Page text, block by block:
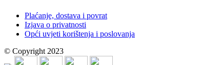
Plaćanje, dostava i povrat
Izjava o privatnosti
Opći uvjeti korištenja i poslovanja
© Copyright 2023